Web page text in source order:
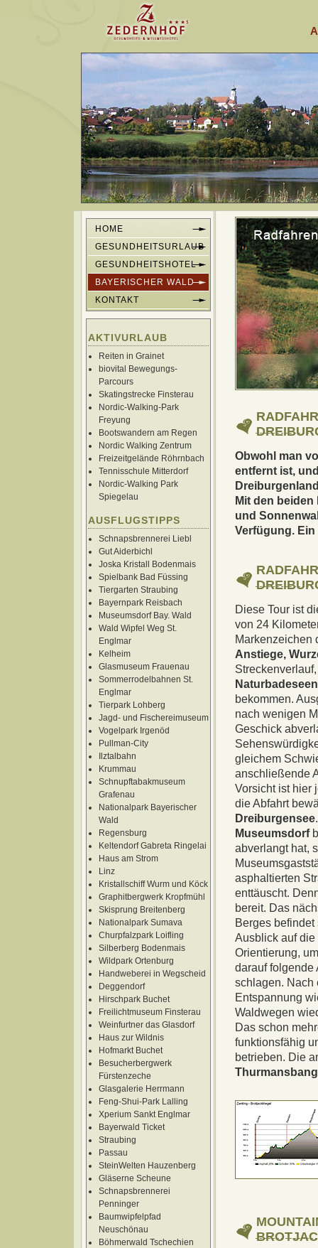
HOME
GESUNDHEITSURLAUB
GESUNDHEITSHOTEL
BAYERISCHER WALD
KONTAKT
AKTIVURLAUB
Reiten in Grainet
biovital Bewegungs-
Parcours
Skatingstrecke Finsterau
Nordic-Walking-Park
Freyung
Bootswandern am Regen
Nordic Walking Zentrum
Freizeitgelände Röhrnbach
Tennisschule Mitterdorf
Nordic-Walking Park
Spiegelau
AUSFLUGSTIPPS
Schnapsbrennerei Liebl
Gut Aiderbichl
Joska Kristall Bodenmais
Spielbank Bad Füssing
Tiergarten Straubing
Bayernpark Reisbach
Museumsdorf Bay. Wald
Wald Wipfel Weg St.
Englmar
Kelheim
Glasmuseum Frauenau
Sommerrodelbahnen St.
Englmar
Tierpark Lohberg
Jagd- und Fischereimuseum
Vogelpark Irgenöd
Pullman-City
Ilztalbahn
Krummau
Schnupftabakmuseum
Grafenau
Nationalpark Bayerischer
Wald
Regensburg
Keltendorf Gabreta Ringelai
Haus am Strom
Linz
Kristallschiff Wurm und Köck
Graphitbergwerk Kropfmühl
Skisprung Breitenberg
Nationalpark Sumava
Churpfalzpark Loifling
Silberberg Bodenmais
Wildpark Ortenburg
Handweberei in Wegscheid
Deggendorf
Hirschpark Buchet
Freilichtmuseum Finsterau
Weinfurtner das Glasdorf
Haus zur Wildnis
Hofmarkt Buchet
Besucherbergwerk
Fürstenzeche
Glasgalerie Herrmann
Feng-Shui-Park Lalling
Xperium Sankt Englmar
Bayerwald Ticket
Straubing
Passau
SteinWelten Hauzenberg
Gläserne Scheune
Schnapsbrennerei
Penninger
Baumwipfelpfad
Neuschönau
Böhmerwald Tschechien
Obwohl man
entfernt ist,
Mit den
und
Verfügung.
Diese Tour ist
von 24
Markenzeichen
Anstiege,
bekommen.
nach wenigen
Geschick
gleichem
anschließende
Vorsicht ist hier
die Abfahrt
Dreiburgensee
Museumsdorf
abverlangt hat,
asphaltierten
enttäuscht.
bereit. Das
Berges
Ausblick auf
Orientierung,
darauf folgende
schlagen. Nach
Entspannung
Waldwegen
Das schon
funktionsfähig
betrieben. Die
Thurmansbang